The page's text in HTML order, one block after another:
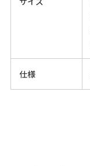
仕様